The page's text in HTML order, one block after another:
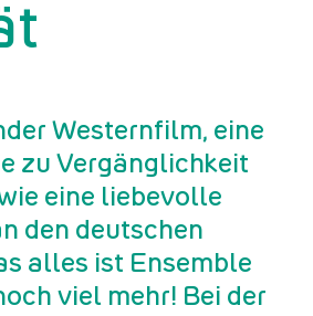
Westernfilm, eine
zu Vergänglichkeit
eine liebevolle
den deutschen
alles ist Ensemble
viel mehr! Bei der